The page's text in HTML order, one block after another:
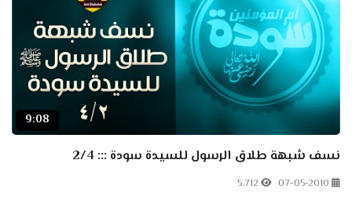
9:08
نسف شبهة طلاق الرسول للسيدة سودة ::: 2/4
07-05-2010
5.712